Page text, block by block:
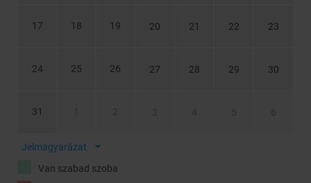
17 18 19 20 21 22 23
24 25 26 27 28 29 30
31
Jelmagyarázat
Van szabad szoba